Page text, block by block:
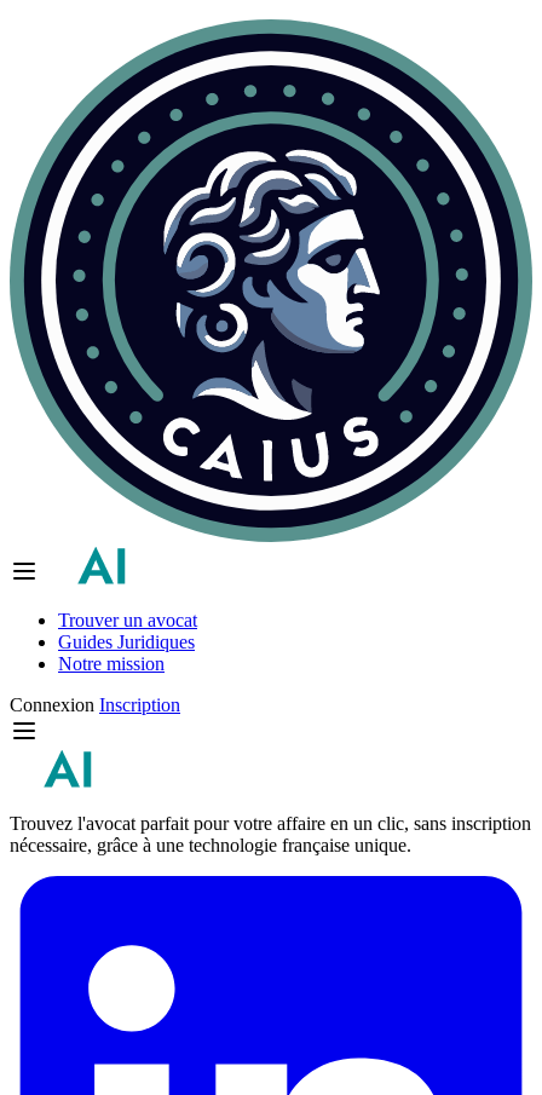
Trouver un avocat
Guides Juridiques
Notre mission
Connexion Inscription
Trouvez l'avocat parfait pour votre affaire en un clic, sans inscription
nécessaire, grâce à une technologie française unique.